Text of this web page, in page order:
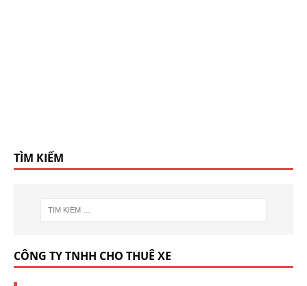
TÌM KIẾM
CÔNG TY TNHH CHO THUÊ XE